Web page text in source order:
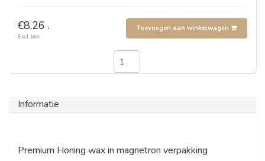
€8,26 .
Excl. btw
Toevoegen aan winkelwagen
Informatie
Premium Honing wax in magnetron verpakking